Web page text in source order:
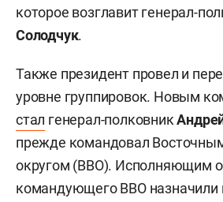
которое возглавит генерал-
Солодчук.
Также президент провел и
уровне группировок. Новым
стал генерал-полковник
прежде командовал
округом (ВВО). Исполняющим
командующего ВВО назначили